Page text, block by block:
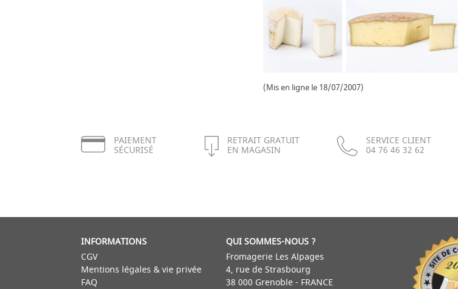
(Mis en ligne le 18/07/2007)
PAIEMENT
SÉCURISÉ
RETRAIT GRATUIT
EN MAGASIN
SERVICE CLIENT
04 76 46 32 62
INFORMATIONS
CGV
Mentions légales & vie privée
FAQ
QUI SOMMES-NOUS ?
Fromagerie Les Alpages
4, rue de Strasbourg
38 000 Grenoble - FRANCE